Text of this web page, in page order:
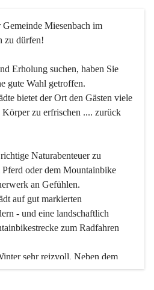
Miesenbach im
zu dürfen!
Erholung suchen, haben Sie
gute Wahl getroffen.
bietet der Ort den Gästen viele
zu erfrischen .... zurück
Naturabenteuer zu
oder dem Mountainbike
an Gefühlen.
auf gut markierten
- und eine landschaftlich
zum Radfahren
sehr reizvoll. Neben dem
dem nahe gelegenen Unterberg
die zum Schifahren oder